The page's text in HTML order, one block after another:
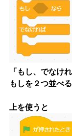
「もし、でなけ
もしを２つ並べ
上を使うと